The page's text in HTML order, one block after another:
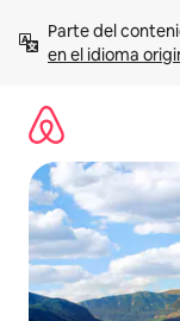
contenido
Parte del
en el idioma